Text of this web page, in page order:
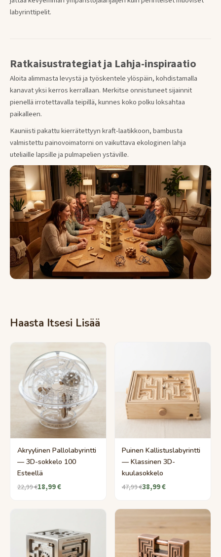
labyrinttipelit.
Ratkaisustrategiat ja Lahja-inspiraatio
Aloita alimmasta levystä ja työskentele ylöspäin, kohdistamalla
kanavat yksi kerros kerrallaan. Merkitse onnistuneet sijainnit
pienellä irrotettavalla teipillä, kunnes koko polku loksahtaa
paikalleen.
Kauniisti pakattu kierrätettyyn kraft-laatikkoon, bambusta
valmistettu painovoimatorni on vaikuttava ekologinen lahja
uteliaille lapsille ja pulmapelien ystäville.
Haasta Itsesi Lisää
Akryylinen Pallolabyrintti
— 3D-sokkelo 100
Esteellä
22,99 €18,99 €
Puinen Kallistuslabyrintti
— Klassinen 3D-
kuulasokkelo
47,99 €38,99 €